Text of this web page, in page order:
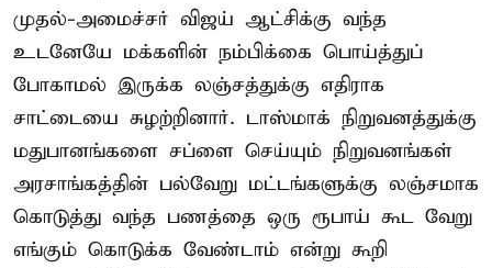
முதல்-அமைச்சர் விஜய் ஆட்சிக்கு வந்த
உடனேயே மக்களின் நம்பிக்கை பொய்த்துப்
போகாமல் இருக்க லஞ்சத்துக்கு எதிராக
சாட்டையை சுழற்றினார். டாஸ்மாக் நிறுவனத்துக்கு
மதுபானங்களை சப்ளை செய்யும் நிறுவனங்கள்
அரசாங்கத்தின் பல்வேறு மட்டங்களுக்கு லஞ்சமாக
கொடுத்து வந்த பணத்தை ஒரு ரூபாய் கூட வேறு
எங்கும் கொடுக்க வேண்டாம் என்று கூறி